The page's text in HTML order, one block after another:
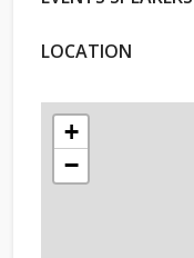
LOCATION
+
−